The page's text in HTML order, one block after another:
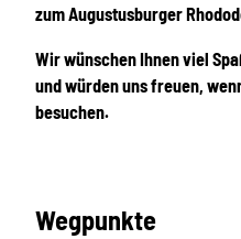
zum Augustusburger
Wir wünschen Ihnen viel
und würden uns freuen,
besuchen.
Wegpunkte